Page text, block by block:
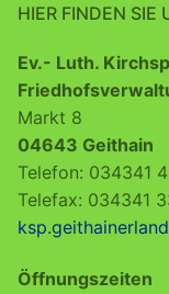
HIER FINDEN SIE
Ev.- Luth.
Markt 8
04643 Geithain
Telefon: 034341
Telefax: 034341
Öffnungszeiten